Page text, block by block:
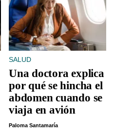
SALUD
Una doctora explica
por qué se hincha el
abdomen cuando se
viaja en avión
Paloma Santamaría